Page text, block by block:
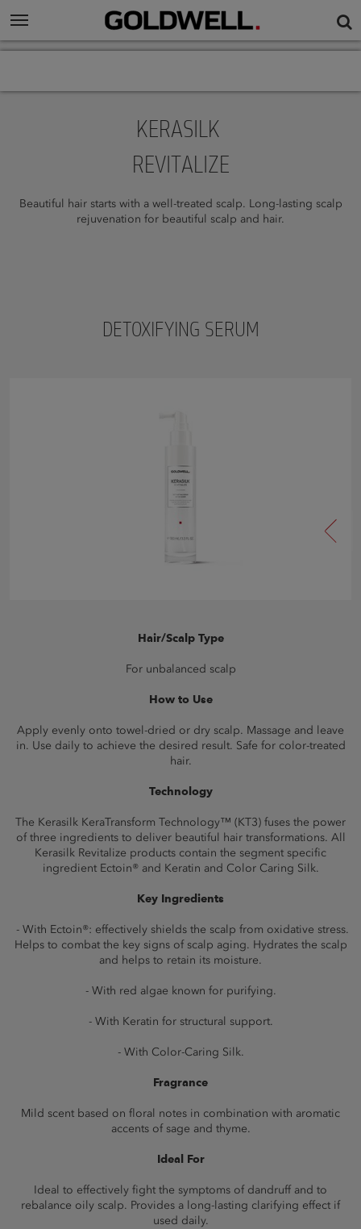
KERASILK
REVITALIZE
Beautiful hair starts with a well-treated scalp. Long-lasting scalp
rejuvenation for beautiful scalp and hair.
DETOXIFYING SERUM
Hair/Scalp Type
For unbalanced scalp
How to Use
Apply evenly onto towel-dried or dry scalp. Massage and leave
in. Use daily to achieve the desired result. Safe for color-treated
hair.
Technology
The Kerasilk KeraTransform Technology™ (KT3) fuses the power
of three ingredients to deliver beautiful hair transformations. All
Kerasilk Revitalize products contain the segment specific
ingredient Ectoin® and Keratin and Color Caring Silk.
Key Ingredients
- With Ectoin®: effectively shields the scalp from oxidative stress.
Helps to combat the key signs of scalp aging. Hydrates the scalp
and helps to retain its moisture.
- With red algae known for purifying.
- With Keratin for structural support.
- With Color-Caring Silk.
Fragrance
Mild scent based on floral notes in combination with aromatic
accents of sage and thyme.
Ideal For
Ideal to effectively fight the symptoms of dandruff and to
rebalance oily scalp. Provides a long-lasting clarifying effect if
used daily.